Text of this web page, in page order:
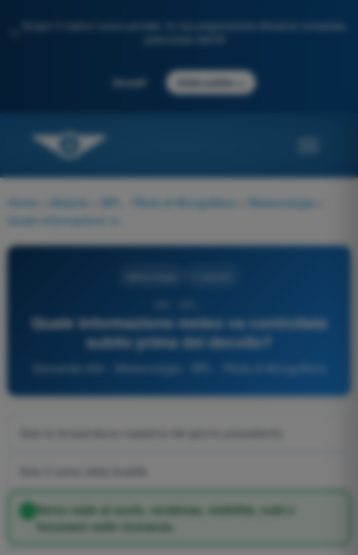
Scopri il nostro nuovo portale: la tua preparazione d'esame completa,
Accedi Inizia subito
Home Materie BPL - Pilota di Mongolfiera Meteorologia
Quale informazione meteo va controllata
subito prima del decollo?
Vento reale al suolo, tendenza, visibilità, nubi e
fenomeni nelle vicinanze.